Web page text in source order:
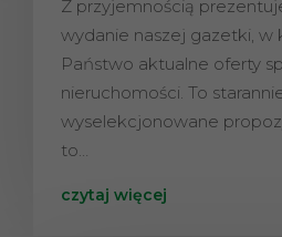
Z przyjemnością
wydanie naszej gazetki, w
Państwo aktualne oferty
nieruchomości. To
wyselekcjonowane
to…
czytaj więcej